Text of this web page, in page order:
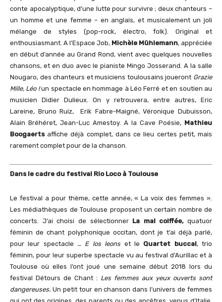
conte apocalyptique, d’une lutte pour survivre ; deux chanteurs –
un homme et une femme – en anglais, et musicalement un joli
mélange de styles (pop-rock, électro, folk). Original et
enthousiasmant. A l’Espace Job, Michèle Mühlemann, appréciée
en début d’année au Grand Rond, vient avec quelques nouvelles
chansons, et en duo avec le pianiste Mingo Josserand. A la salle
Nougaro, des chanteurs et musiciens toulousains joueront Grazie
Mille, Léo !un spectacle en hommage à Léo Ferré et en soutien au
musicien Didier Dulieux. On y retrouvera, entre autres, Eric
Lareine, Bruno Ruiz, Erik Fabre-Maigné, Véronique Dubuisson,
Alain Bréhéret, Jean-Luc Amestoy. A la Cave Poésie, Mathieu
Boogaertsaffiche déjà complet, dans ce lieu certes petit, mais
rarement complet pour de la chanson.
Dans le cadre du festival Rio Loco à Toulouse
Le festival a pour thème, cette année, « La voix des femmes ».
Les médiathèques de Toulouse proposent un certain nombre de
concerts. J’ai choisi de sélectionner La mal coiffée,quatuor
féminin de chant polyphonique occitan, dont je t’ai déjà parlé,
pour leur spectacle … E los leons et le Quartet buccal, trio
féminin, pour leur superbe spectacle vu au festival d’Aurillac et à
Toulouse où elles l’ont joué une semaine début 2018 lors du
festival Détours de Chant : Les femmes aux yeux ouverts sont
dangereuses. Un petit tour en chanson dans l’univers de femmes